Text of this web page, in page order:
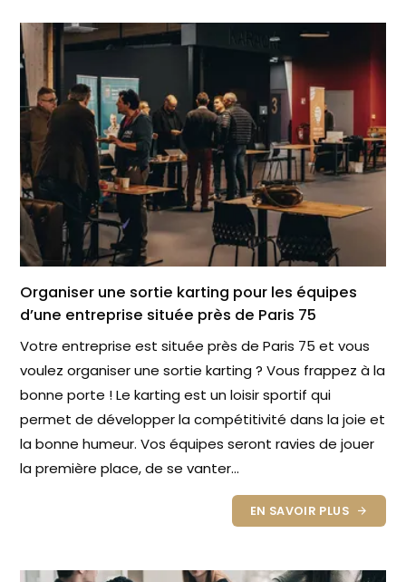
Organiser une sortie karting pour les équipes
d’une entreprise située près de Paris 75
Votre entreprise est située près de Paris 75 et vous
voulez organiser une sortie karting ? Vous frappez à la
bonne porte ! Le karting est un loisir sportif qui
permet de développer la compétitivité dans la joie et
la bonne humeur. Vos équipes seront ravies de jouer
la première place, de se vanter...
EN SAVOIR PLUS